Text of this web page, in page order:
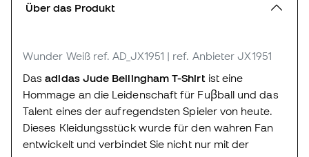
Über das Produkt
Wunder Weiß ref. AD_JX1951 | ref. Anbieter JX1951
Dasadidas Jude Bellingham T-Shirt ist eine
Hommage an die Leidenschaft für Fuβball und das
Talent eines der aufregendsten Spieler von heute.
Dieses Kleidungsstück wurde für den wahren Fan
entwickelt und verbindet Sie nicht nur mit der